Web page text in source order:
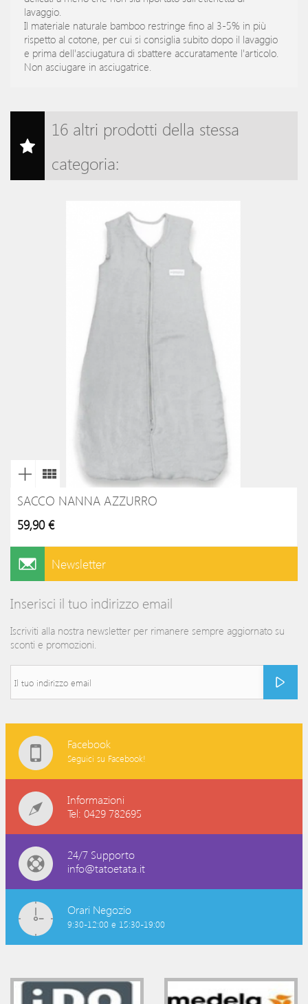
lavaggio.
Il materiale naturale bamboo restringe fino al 3-5% in più
rispetto al cotone, per cui si consiglia subito dopo il lavaggio
e prima dell'asciugatura di sbattere accuratamente l'articolo.
Non asciugare in asciugatrice.
16 altri prodotti della stessa
categoria:
SACCO NANNA AZZURRO
59,90 €
Newsletter
Inserisci il tuo indirizzo email
Iscriviti alla nostra newsletter per rimanere sempre aggiornato su
sconti e promozioni.
Facebook
Seguici su Facebook!
Informazioni
Tel: 0429 782695
24/7 Supporto
info@tatoetata.it
Orari Negozio
9:30-12:00 e 15:30-19:00